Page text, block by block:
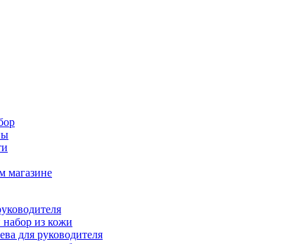
магазине
из кожи
для руководителя